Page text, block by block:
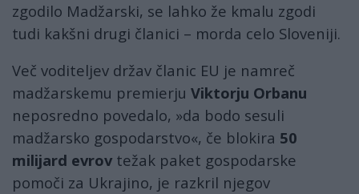
zgodilo Madžarski, se lahko že kmalu zgodi
tudi kakšni drugi članici – morda celo Sloveniji.
Več voditeljev držav članic EU je namreč
madžarskemu premierju Viktorju Orbanu
neposredno povedalo, »da bodo sesuli
madžarsko gospodarstvo«, če blokira 50
milijard evrov težak paket gospodarske
pomoči za Ukrajino, je razkril njegov